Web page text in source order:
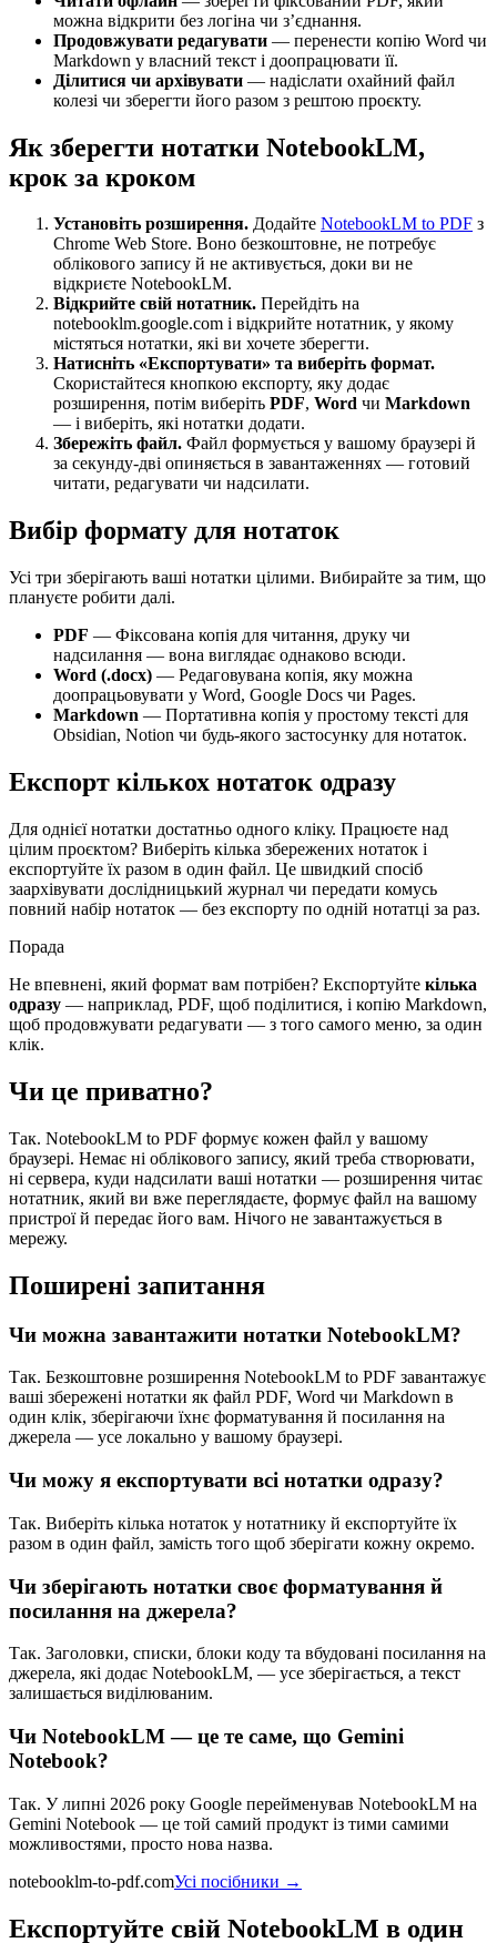
можна відкрити без логіна чи з’єднання.
Продовжувати редагувати — перенести копію Word чи
Markdown у власний текст і доопрацювати її.
Ділитися чи архівувати — надіслати охайний файл
колезі чи зберегти його разом з рештою проєкту.
Як зберегти нотатки NotebookLM,
крок за кроком
Установіть розширення. Додайте NotebookLM to PDF з
Chrome Web Store. Воно безкоштовне, не потребує
облікового запису й не активується, доки ви не
відкриєте NotebookLM.
Відкрийте свій нотатник. Перейдіть на
notebooklm.google.com і відкрийте нотатник, у якому
містяться нотатки, які ви хочете зберегти.
Натисніть «Експортувати» та виберіть формат.
Скористайтеся кнопкою експорту, яку додає
розширення, потім виберіть PDF, Word чи Markdown
— і виберіть, які нотатки додати.
Збережіть файл. Файл формується у вашому браузері й
за секунду-дві опиняється в завантаженнях — готовий
читати, редагувати чи надсилати.
Вибір формату для нотаток
Усі три зберігають ваші нотатки цілими. Вибирайте за тим, що
плануєте робити далі.
PDF — Фіксована копія для читання, друку чи
надсилання — вона виглядає однаково всюди.
Word (.docx) — Редаговувана копія, яку можна
доопрацьовувати у Word, Google Docs чи Pages.
Markdown — Портативна копія у простому тексті для
Obsidian, Notion чи будь-якого застосунку для нотаток.
Експорт кількох нотаток одразу
Для однієї нотатки достатньо одного кліку. Працюєте над
цілим проєктом? Виберіть кілька збережених нотаток і
експортуйте їх разом в один файл. Це швидкий спосіб
заархівувати дослідницький журнал чи передати комусь
повний набір нотаток — без експорту по одній нотатці за раз.
Порада
Не впевнені, який формат вам потрібен? Експортуйте кілька
одразу — наприклад, PDF, щоб поділитися, і копію Markdown,
щоб продовжувати редагувати — з того самого меню, за один
клік.
Чи це приватно?
Так. NotebookLM to PDF формує кожен файл у вашому
браузері. Немає ні облікового запису, який треба створювати,
ні сервера, куди надсилати ваші нотатки — розширення читає
нотатник, який ви вже переглядаєте, формує файл на вашому
пристрої й передає його вам. Нічого не завантажується в
мережу.
Поширені запитання
Чи можна завантажити нотатки NotebookLM?
Так. Безкоштовне розширення NotebookLM to PDF завантажує
ваші збережені нотатки як файл PDF, Word чи Markdown в
один клік, зберігаючи їхнє форматування й посилання на
джерела — усе локально у вашому браузері.
Чи можу я експортувати всі нотатки одразу?
Так. Виберіть кілька нотаток у нотатнику й експортуйте їх
разом в один файл, замість того щоб зберігати кожну окремо.
Чи зберігають нотатки своє форматування й
посилання на джерела?
Так. Заголовки, списки, блоки коду та вбудовані посилання на
джерела, які додає NotebookLM, — усе зберігається, а текст
залишається виділюваним.
Чи NotebookLM — це те саме, що Gemini
Notebook?
Так. У липні 2026 року Google перейменував NotebookLM на
Gemini Notebook — це той самий продукт із тими самими
можливостями, просто нова назва.
notebooklm-to-pdf.comУсі посібники →
Експортуйте свій NotebookLM в один